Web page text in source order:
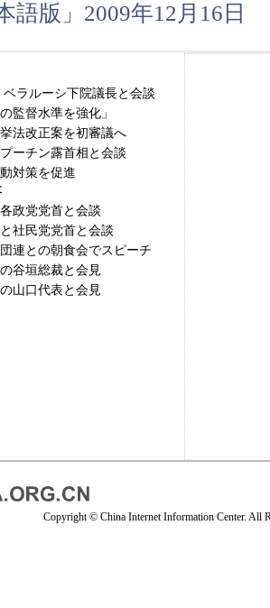
語版」2009年12月16日
ラルーシ下院議長と会談
監督水準を強化」
法改正案を初審議へ
ーチン露首相と会談
対策を促進
政党党首と会談
社民党党首と会談
連との朝食会でスピーチ
谷垣総裁と会見
山口代表と会見